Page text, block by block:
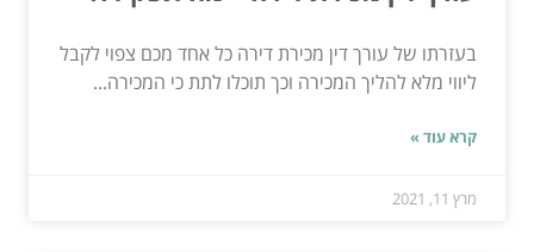
בעזרתו של עורך דין מכירת דירה כל אחד מכם צפוי לקבל
ליווי מלא להליך המכירה וכך תוכלו לתת כי המכירה...
קרא עוד »
מרץ 11, 2021